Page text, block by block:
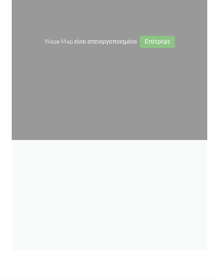
Waze Map είναι απενεργοποιημένο. Επέτρεψε